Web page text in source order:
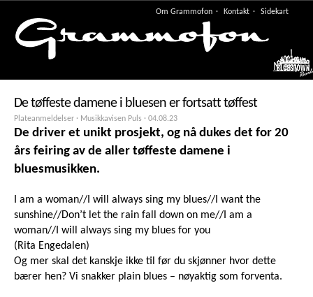
Om Grammofon Kontakt Sidekart
Meny
De tøffeste damene i bluesen er fortsatt tøffest
Plateanmeldelser · Musikkavisen Puls · 04.08.23
De driver et unikt prosjekt, og nå dukes det for 20
års feiring av de aller tøffeste damene i
bluesmusikken.
I am a woman//I will always sing my blues//I want the
sunshine//Don’t let the rain fall down on me//I am a
woman//I will always sing my blues for you
(Rita Engedalen)
Og mer skal det kanskje ikke til før du skjønner hvor dette
bærer hen? Vi snakker plain blues – nøyaktig som forventa.